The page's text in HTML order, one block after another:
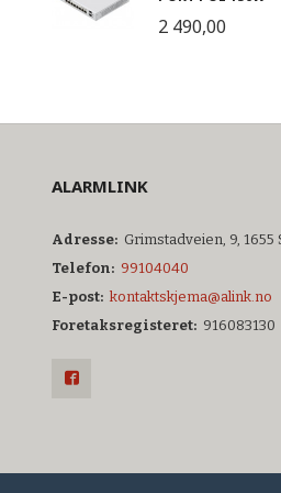
2 490,00
ALARMLINK
Adresse: Grimstadveien, 9, 1655
Telefon: 99104040
E-post: kontaktskjema@alink.no
Foretaksregisteret: 916083130